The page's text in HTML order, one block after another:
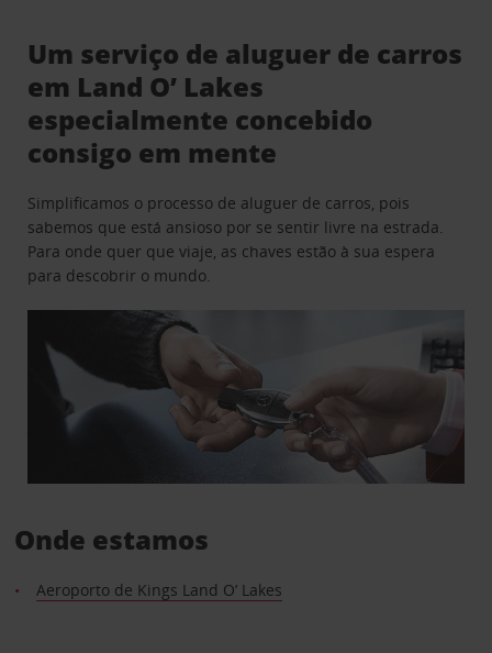
Um serviço de aluguer de carros
em Land O’ Lakes
especialmente concebido
consigo em mente
Simplificamos o processo de aluguer de carros, pois
sabemos que está ansioso por se sentir livre na estrada.
Para onde quer que viaje, as chaves estão à sua espera
para descobrir o mundo.
Onde estamos
Aeroporto de Kings Land O’ Lakes